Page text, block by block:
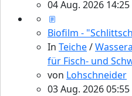
04 Aug. 2026 14:25
Biofilm -
In Teiche/
für Fisch- und
von Lohschneider
03 Aug. 2026 05:55